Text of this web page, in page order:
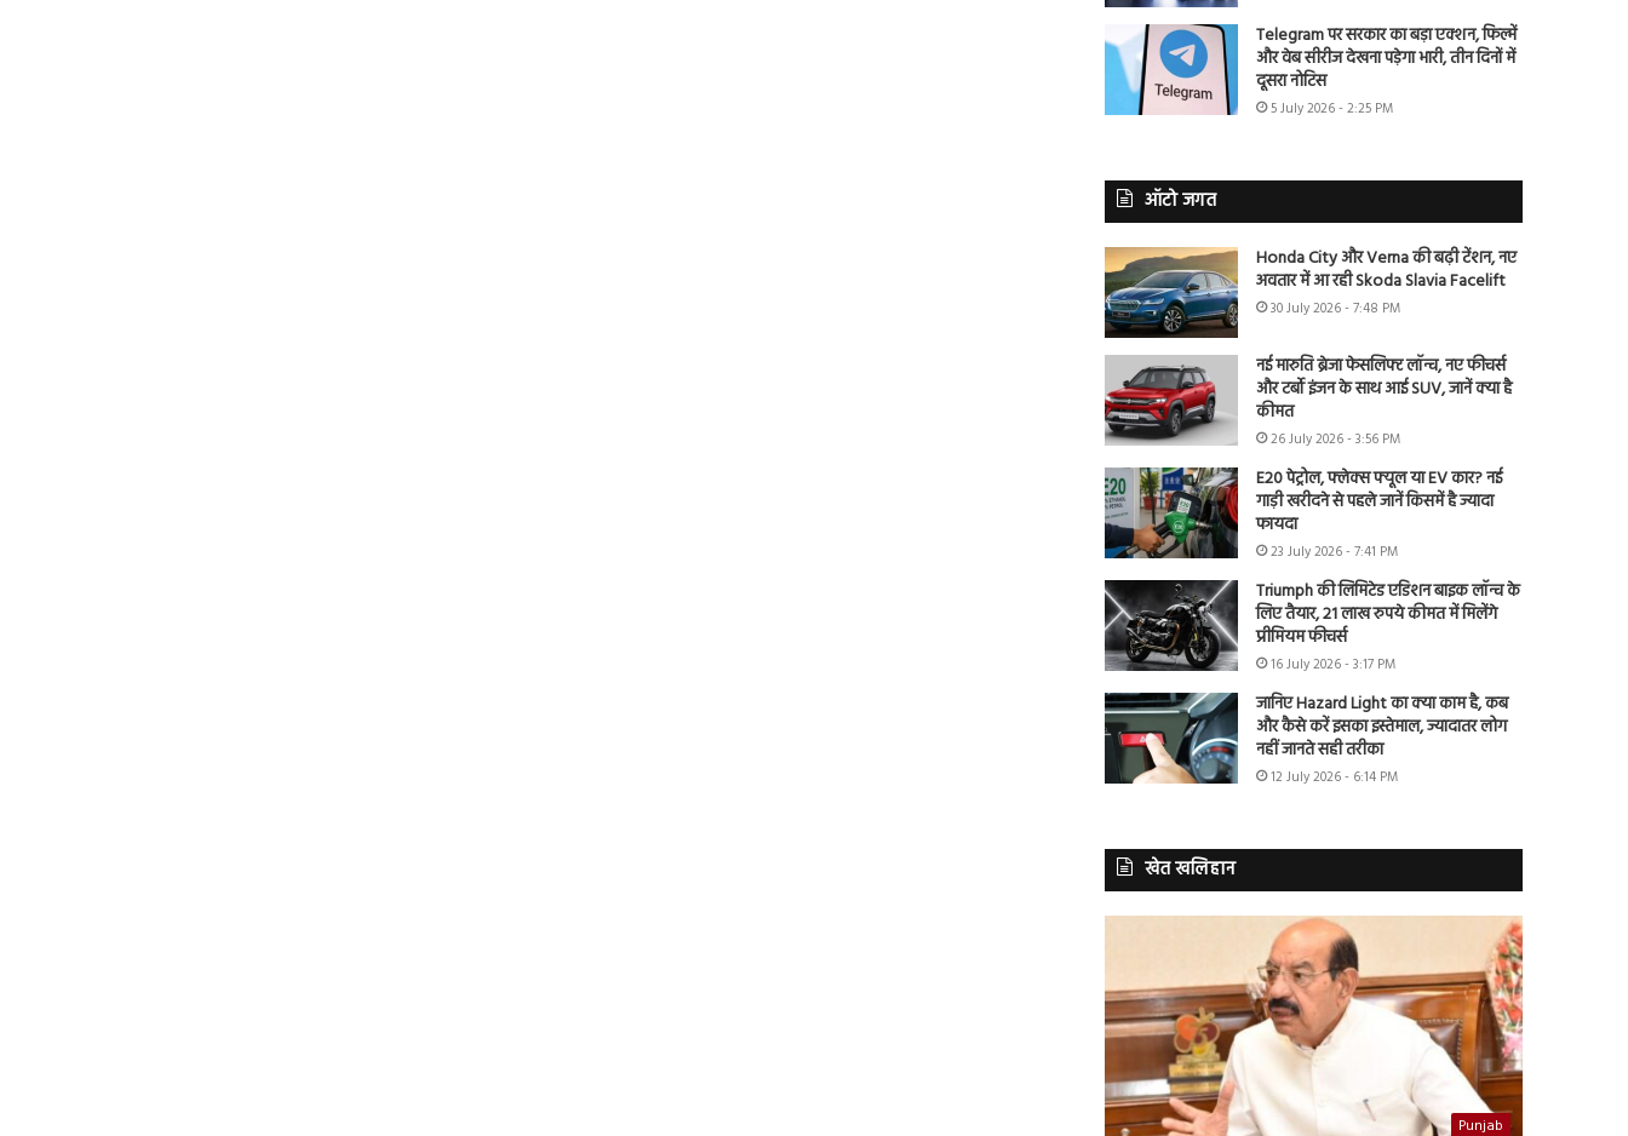
Telegram पर सरकार का बड़ा एक्शन, फिल्में
और वेब सीरीज देखना पड़ेगा भारी, तीन दिनों में
दूसरा नोटिस
5 July 2026 - 2:25 PM
ऑटो जगत
Honda City और Verna की बढ़ी टेंशन, नए
अवतार में आ रही Skoda Slavia Facelift
30 July 2026 - 7:48 PM
नई मारुति ब्रेजा फेसलिफ्ट लॉन्च, नए फीचर्स
और टर्बो इंजन के साथ आई SUV, जानें क्या है
कीमत
26 July 2026 - 3:56 PM
E20 पेट्रोल, फ्लेक्स फ्यूल या EV कार? नई
गाड़ी खरीदने से पहले जानें किसमें है ज्यादा
फायदा
23 July 2026 - 7:41 PM
Triumph की लिमिटेड एडिशन बाइक लॉन्च के
लिए तैयार, 21 लाख रुपये कीमत में मिलेंगे
प्रीमियम फीचर्स
16 July 2026 - 3:17 PM
जानिए Hazard Light का क्या काम है, कब
और कैसे करें इसका इस्तेमाल, ज्यादातर लोग
नहीं जानते सही तरीका
12 July 2026 - 6:14 PM
खेत खलिहान
Punjab